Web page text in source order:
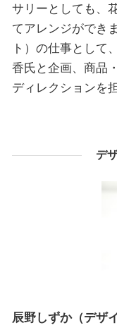
サリーとしても、
てアレンジができ
ト）の仕事として
香氏と企画、商品
ディレクションを
デ
辰野しずか（デザ